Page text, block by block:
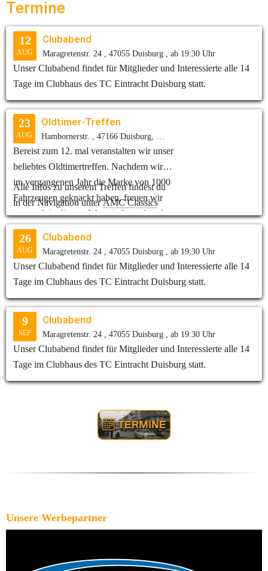
NLS8 und NLS9 auf dem Programm.
Erfolg und freut sich auf das nächste
spannende Rennen.
Termine
12
AUG
Clubabend
Maragretenstr. 24 , 47055 Duisburg , ab 19:30 Uhr
Unser Clubabend findet für Mitglieder und Interessierte alle 14
Tage im Clubhaus des TC Eintracht Duisburg statt.
23
AUG
Oldtimer-Treffen
Bereist zum 12. mal veranstalten wir unser
beliebtes Oldtimertreffen. Nachdem wir
im vergangenen Jahr die Marke von 1000
Fahrzeugen geknackt haben, freuen wir
uns auch in diesem Jahr wieder auf euch.
Alle Infos zu unserem Treffen findest du
in der Navigation unterAMC Classics
26
AUG
Clubabend
Maragretenstr. 24 , 47055 Duisburg , ab 19:30 Uhr
Unser Clubabend findet für Mitglieder und Interessierte alle 14
Tage im Clubhaus des TC Eintracht Duisburg statt.
9
SEP
Clubabend
Maragretenstr. 24 , 47055 Duisburg , ab 19:30 Uhr
Unser Clubabend findet für Mitglieder und Interessierte alle 14
Tage im Clubhaus des TC Eintracht Duisburg statt.
Unsere Werbepartner